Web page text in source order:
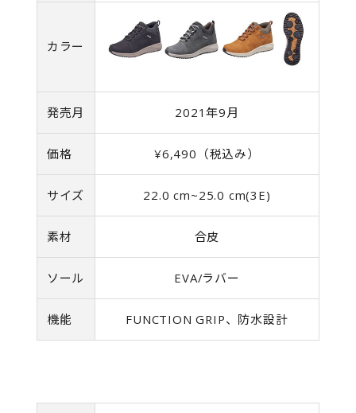
カラー
発売月 2021年9月
価格 ¥6,490（税込み）
サイズ 22.0 cm~25.0 cm(3E)
素材 合皮
ソール EVA/ラバー
機能 FUNCTION GRIP、防水設計